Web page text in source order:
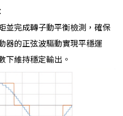
並完成轉子動平衡檢測，確保
器的正弦波驅動實現平穩運
下維持穩定輸出。